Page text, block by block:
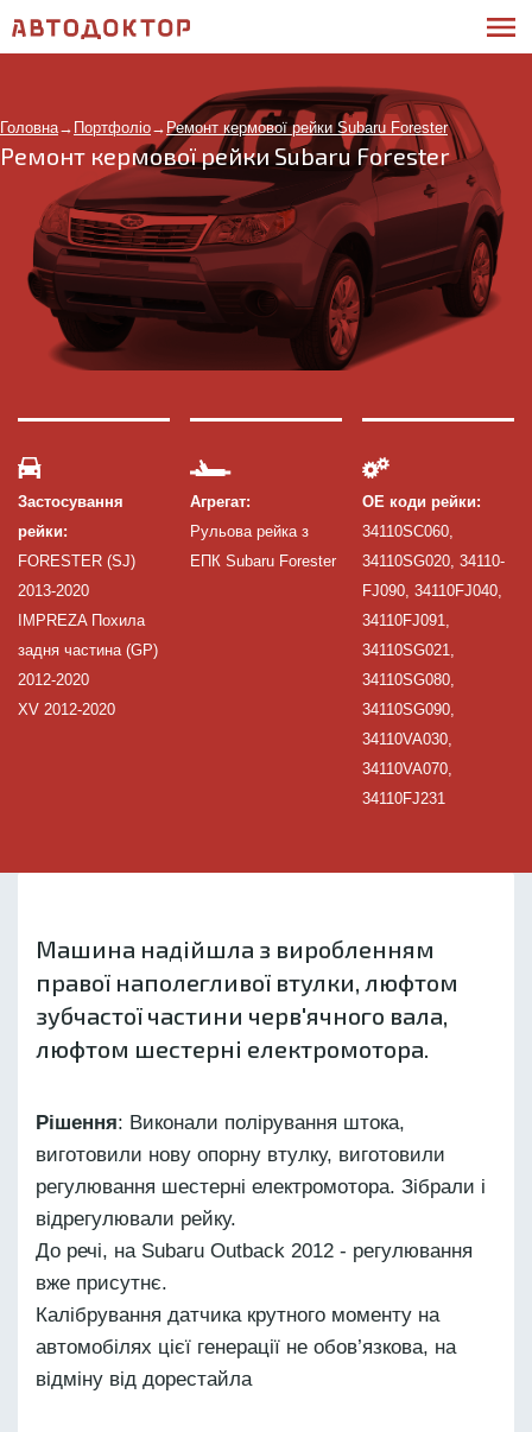
Головна→ Портфоліо→ Ремонт кермової рейки Subaru Forester
Ремонт кермової рейки Subaru Forester
Застосування
рейки:
FORESTER (SJ)
2013-2020
IMPREZA Похила
задня частина (GP)
2012-2020
XV 2012-2020
Агрегат:
Рульова рейка з
ЕПК Subaru Forester
ОЕ коди рейки:
34110SC060,
34110SG020, 34110-
FJ090, 34110FJ040,
34110FJ091,
34110SG021,
34110SG080,
34110SG090,
34110VA030,
34110VA070,
34110FJ231
Машина надійшла з виробленням
правої наполегливої втулки, люфтом
зубчастої частини черв'ячного вала,
люфтом шестерні електромотора.
Рішення: Виконали полірування штока,
виготовили нову опорну втулку, виготовили
регулювання шестерні електромотора. Зібрали і
відрегулювали рейку.
До речі, на Subaru Outback 2012 - регулювання
вже присутнє.
Калібрування датчика крутного моменту на
автомобілях цієї генерації не обов’язкова, на
відміну від дорестайла